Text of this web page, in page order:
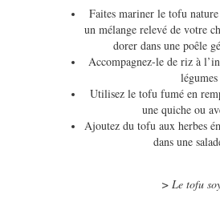
Faites mariner le tofu
un mélange relevé de votre
dorer dans une poêle
Accompagnez-le de riz à
légumes
Utilisez le tofu fumé en
une quiche ou
Ajoutez du tofu aux herbes
dans une
> Le tofu